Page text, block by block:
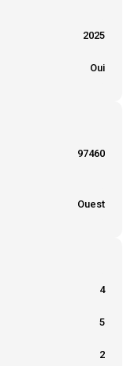
2025
Oui
97460
Ouest
4
5
2